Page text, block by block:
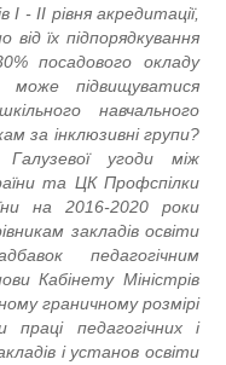
I - II рівня акредитації,
від їх підпорядкування
посадового окладу
підвищуватися
навчального
за інклюзивні групи?
угоди між
та ЦК Профспілки
на 2016-2020 роки
закладів освіти
педагогічним
Кабінету Міністрів
граничному розмірі.
педагогічних і
і установ освіти